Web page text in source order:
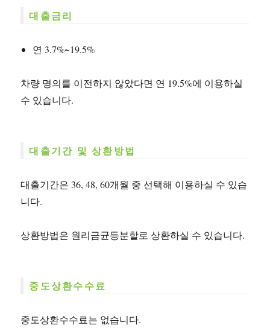
대출금리
연 3.7%~19.5%
차량 명의를 이전하지 않았다면 연 19.5%에 이용하실
수 있습니다.
대출기간 및 상환방법
대출기간은 36, 48, 60개월 중 선택해 이용하실 수 있습
니다.
상환방법은 원리금균등분할로 상환하실 수 있습니다.
중도상환수수료
중도상환수수료는 없습니다.